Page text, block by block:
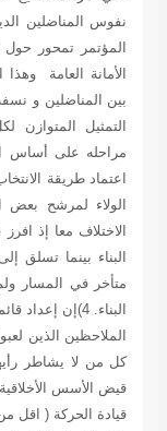
المؤتمر تمحور
الأمانة العامة
بين المناضلين و
التمثيل
اعتماد طريقة
الولاء لمرشح بعض
الاختلاف معا إذ
البناء بينما تسلق
متأخر في المسار
البناء. 4)إن
الملاحظين الذين
كل من لا يشاطر
قيادة الحركة ( اقل